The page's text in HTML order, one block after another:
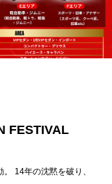
FESTIVAL